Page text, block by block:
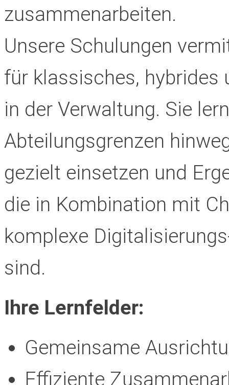
zusammenarbeiten.
Unsere Schulungen
für klassisches, hybrides
in der Verwaltung. Sie
Abteilungsgrenzen
gezielt einsetzen und
die in Kombination mit
komplexe
sind.
Ihre Lernfelder:
Gemeinsame
Effiziente